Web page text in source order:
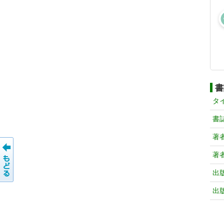
タ
書
著
著
出
出